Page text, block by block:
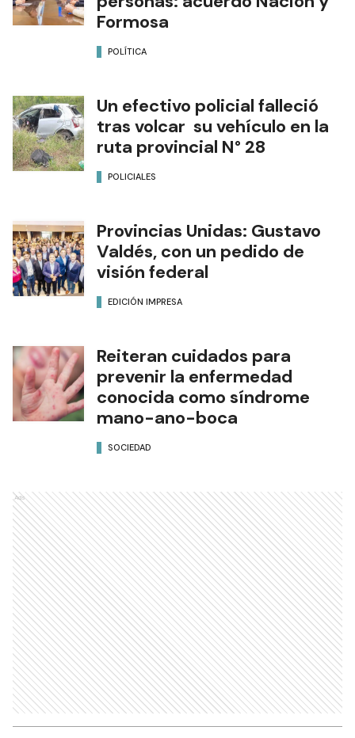
Formosa
POLÍTICA
Un efectivo policial falleció
tras volcar su vehículo en la
ruta provincial N° 28
POLICIALES
Provincias Unidas: Gustavo
Valdés, con un pedido de
visión federal
EDICIÓN IMPRESA
Reiteran cuidados para
prevenir la enfermedad
conocida como síndrome
mano-ano-boca
SOCIEDAD
Ads